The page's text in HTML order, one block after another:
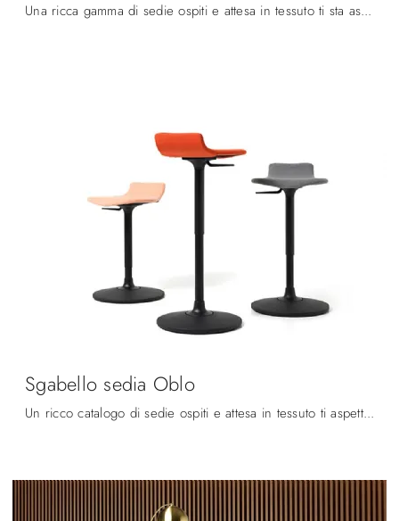
Una ricca gamma di sedie ospiti e attesa in tessuto ti sta aspettando! Il modello Divano ospiti e attesa Hall di Diemmeoffice ti sta aspettando!
Sgabello sedia Oblo
Un ricco catalogo di sedie ospiti e attesa in tessuto ti aspetta! Il modello Sgabello sedia Oblo di Diemmeoffice ti aspetta!